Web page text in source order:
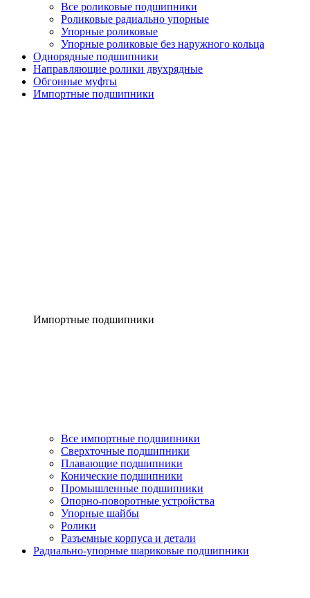
Все роликовые подшипники
Роликовые радиально упорные
Упорные роликовые
Упорные роликовые без наружного кольца
Однорядные подшипники
Направляющие ролики двухрядные
Обгонные муфты
Импортные подшипники
Импортные подшипники
Все импортные подшипники
Сверхточные подшипники
Плавающие подшипники
Конические подшипники
Промышленные подшипники
Опорно-поворотные устройства
Упорные шайбы
Ролики
Разъемные корпуса и детали
Радиально-упорные шариковые подшипники